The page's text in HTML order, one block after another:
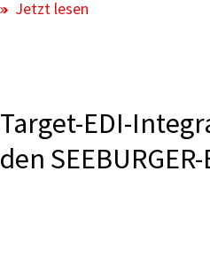
Jetzt lesen
Target-EDI-
den